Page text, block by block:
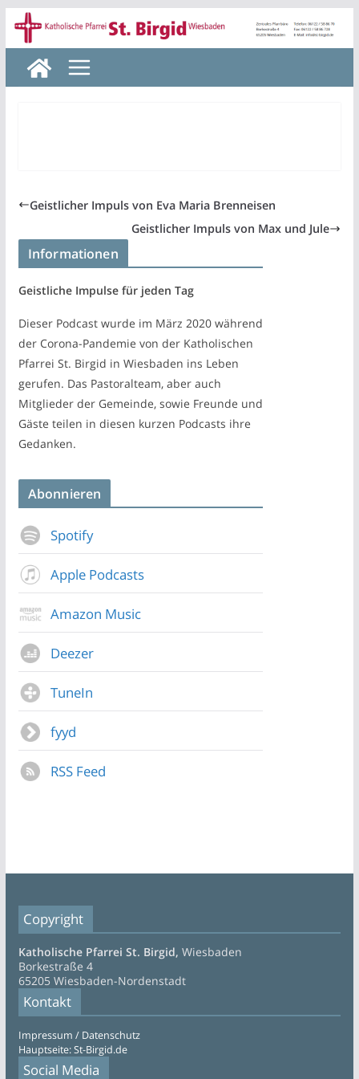
Zum
Inhalt
springen
Geistlicher Impuls von Eva Maria Brenneisen
Geistlicher Impuls von Max und Jule
Informationen
Geistliche Impulse für jeden Tag
Dieser Podcast wurde im März 2020 während
der Corona-Pandemie von der Katholischen
Pfarrei St. Birgid in Wiesbaden ins Leben
gerufen. Das Pastoralteam, aber auch
Mitglieder der Gemeinde, sowie Freunde und
Gäste teilen in diesen kurzen Podcasts ihre
Gedanken.
Abonnieren
Spotify
Apple Podcasts
Amazon Music
Deezer
TuneIn
fyyd
RSS Feed
Copyright
Katholische Pfarrei St. Birgid, Wiesbaden
Borkestraße 4
65205 Wiesbaden-Nordenstadt
Kontakt
Impressum / Datenschutz
Hauptseite: St-Birgid.de
Social Media